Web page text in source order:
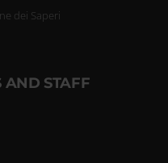
dei Saperi
AND STAFF